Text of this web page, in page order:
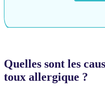
Quelles sont les
toux allergique ?